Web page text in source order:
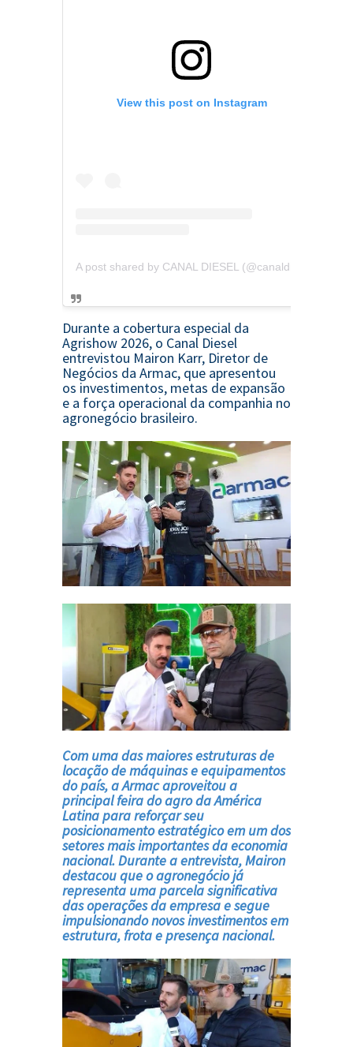
View this post on Instagram
Durante a cobertura especial da
Agrishow 2026, o Canal Diesel
entrevistou Mairon Karr, Diretor de
Negócios da Armac, que apresentou
os investimentos, metas de expansão
e a força operacional da companhia no
agronegócio brasileiro.
Com uma das maiores estruturas de
locação de máquinas e equipamentos
do país, a Armac aproveitou a
principal feira do agro da América
Latina para reforçar seu
posicionamento estratégico em um dos
setores mais importantes da economia
nacional. Durante a entrevista, Mairon
destacou que o agronegócio já
representa uma parcela significativa
das operações da empresa e segue
impulsionando novos investimentos em
estrutura, frota e presença nacional.